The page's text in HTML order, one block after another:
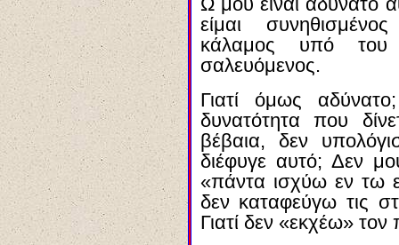
είμαι
κάλαμος υπό
σαλευόμενος.
Γιατί όμως
δυνατότητα που
βέβαια, δεν
διέφυγε αυτό; Δεν
«πάντα ισχύω εν τω
δεν καταφεύγω τις
Γιατί δεν «εκχέω»